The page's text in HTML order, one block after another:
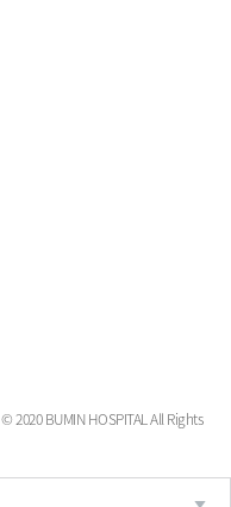
2020 BUMIN HOSPITAL All Rights